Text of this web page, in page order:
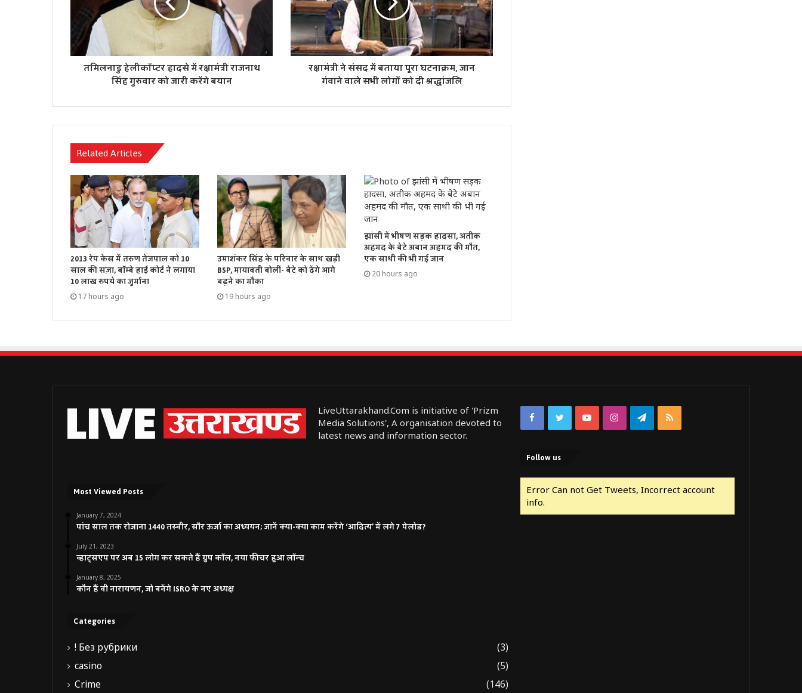
तमिलनाडु हेलीकॉप्टर हादसे में रक्षामंत्री राजनाथ
सिंह गुरुवार को जारी करेंगे बयान
रक्षामंत्री ने संसद में बताया पूरा घटनाक्रम, जान
गंवाने वाले सभी लोगों को दी श्रद्धांजलि
Related Articles
2013 रेप केस में तरुण तेजपाल को 10
साल की सज़ा, बॉम्बे हाई कोर्ट ने लगाया
10 लाख रुपये का जुर्माना
17 hours ago
उमाशंकर सिंह के परिवार के साथ खड़ी
BSP, मायावती बोलीं- बेटे को देंगे आगे
बढ़ने का मौका
19 hours ago
झांसी में भीषण सड़क हादसा, अतीक
अहमद के बेटे अबान अहमद की मौत,
एक साथी की भी गई जान
20 hours ago
LiveUttarakhand.Com is initiative of 'Prizm
Media Solutions', A organisation devoted to
latest news and information sector.
Most Viewed Posts
January 7, 2024
पांच साल तक रोजाना 1440 तस्वीर, सौर ऊर्जा का अध्ययन; जानें क्या-क्या काम करेंगे ‘आदित्य’ में लगे 7 पेलोड?
July 21, 2023
व्हाट्सएप पर अब 15 लोग कर सकते हैं ग्रुप कॉल, नया फीचर हुआ लॉन्च
January 8, 2025
कौन हैं वी नारायणन, जो बनेंगे ISRO के नए अध्यक्ष
Categories
! Без рубрики
(3)
casino
(5)
Crime
(146)
FacebookTwitterYouTubeInstagramTelegram
RSS
Follow us
Error Can not Get Tweets, Incorrect account
info.